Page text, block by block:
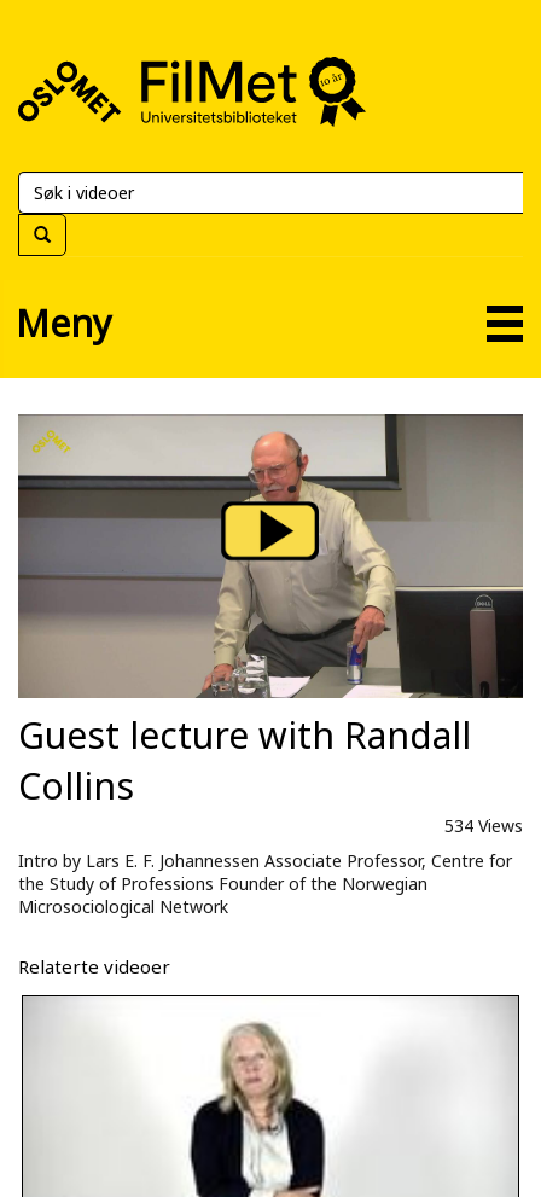
FilMet
Universitetsbiblioteket
Meny
Guest lecture with Randall
Collins
534 Views
Intro by Lars E. F. Johannessen Associate Professor, Centre for
the Study of Professions Founder of the Norwegian
Microsociological Network
Relaterte videoer